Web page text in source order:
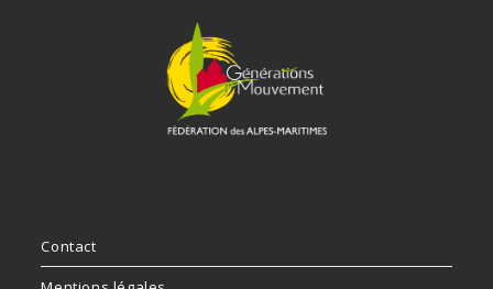
Contact